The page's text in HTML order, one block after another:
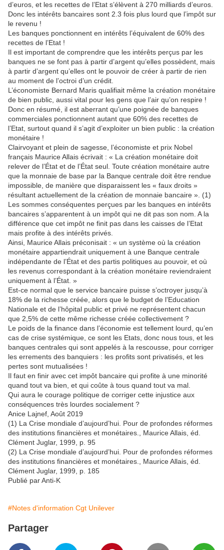
d’euros, et les recettes de l’Etat s’élèvent à 270 milliards d’euros.
Donc les intérêts bancaires sont 2.3 fois plus lourd que l’impôt sur
le revenu !
Les banques ponctionnent en intérêts l’équivalent de 60% des
recettes de l’Etat !
Il est important de comprendre que les intérêts perçus par les
banques ne se font pas à partir d’argent qu’elles possèdent, mais
à partir d’argent qu’elles ont le pouvoir de créer à partir de rien
au moment de l’octroi d’un crédit.
L’économiste Bernard Maris qualifiait même la création monétaire
de bien public, aussi vital pour les gens que l’air qu’on respire !
Donc en résumé, il est aberrant qu’une poignée de banques
commerciales ponctionnent autant que 60% des recettes de
l’Etat, surtout quand il s’agit d’exploiter un bien public : la création
monétaire !
Clairvoyant et plein de sagesse, l’économiste et prix Nobel
français Maurice Allais écrivait : « La création monétaire doit
relever de l’État et de l’État seul. Toute création monétaire autre
que la monnaie de base par la Banque centrale doit être rendue
impossible, de manière que disparaissent les « faux droits »
résultant actuellement de la création de monnaie bancaire ». (1)
Les sommes conséquentes perçues par les banques en intérêts
bancaires s’apparentent à un impôt qui ne dit pas son nom. A la
différence que cet impôt ne finit pas dans les caisses de l’Etat
mais profite à des intérêts privés.
Ainsi, Maurice Allais préconisait : « un système où la création
monétaire appartiendrait uniquement à une Banque centrale
indépendante de l’État et des partis politiques au pouvoir, et où
les revenus correspondant à la création monétaire reviendraient
uniquement à l’État. »
Est-ce normal que le service bancaire puisse s’octroyer jusqu’à
18% de la richesse créée, alors que le budget de l’Education
Nationale et de l’hôpital public et privé ne représentent chacun
que 2,5% de cette même richesse créée collectivement ?
Le poids de la finance dans l’économie est tellement lourd, qu’en
cas de crise systémique, ce sont les Etats, donc nous tous, et les
banques centrales qui sont appelés à la rescousse, pour corriger
les errements des banquiers : les profits sont privatisés, et les
pertes sont mutualisées !
Il faut en finir avec cet impôt bancaire qui profite à une minorité
quand tout va bien, et qui coûte à tous quand tout va mal.
Qui aura le courage politique de corriger cette injustice aux
conséquences très lourdes socialement ?
Anice Lajnef, Août 2019
(1) La Crise mondiale d’aujourd’hui. Pour de profondes réformes
des institutions financières et monétaires., Maurice Allais, éd.
Clément Juglar, 1999, p. 95
(2) La Crise mondiale d’aujourd’hui. Pour de profondes réformes
des institutions financières et monétaires., Maurice Allais, éd.
Clément Juglar, 1999, p. 185
Publié par Anti-K
#Notes d'information Cgt Unilever
Partager